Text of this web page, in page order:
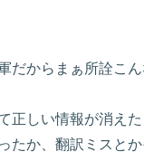
だからまぁ所詮こ
正しい情報が消え
たか、翻訳ミスと